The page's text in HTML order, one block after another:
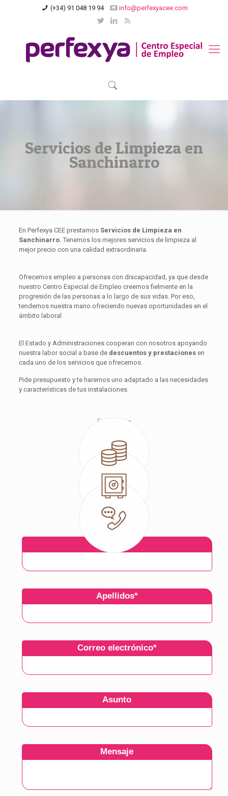
(+34) 91 048 19 94 info@perfexyacee.com
Servicios de Limpieza en
Sanchinarro
En Perfexya CEE prestamos Servicios de Limpieza en
Sanchinarro. Tenemos los mejores servicios de limpieza al
mejor precio con una calidad extraordinaria.
Ofrecemos empleo a personas con discapacidad, ya que desde
nuestro Centro Especial de Empleo creemos fielmente en la
progresión de las personas a lo largo de sus vidas. Por eso,
tendemos nuestra mano ofreciendo nuevas oportunidades en el
ámbito laboral.
El Estado y Administraciones cooperan con nosotros apoyando
nuestra labor social a base de descuentos y prestacionesen
cada uno de los servicios que ofrecemos.
Pide presupuesto y te haremos uno adaptado a las necesidades
y características de tus instalaciones.
Excelencia
Compromiso
Atención
*
Apellidos*
Correo electrónico*
Asunto
Mensaje